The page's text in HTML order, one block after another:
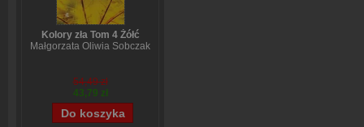
Kolory zła Tom 4 Żółć
Małgorzata Oliwia Sobczak
54,49 zł
43,79 zł